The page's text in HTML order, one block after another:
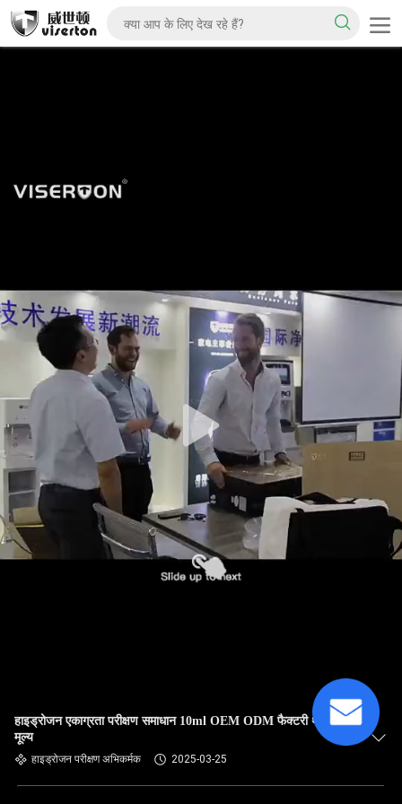
हाइड्रोजन एकाग्रता परीक्षण समाधान 10ml OEM ODM फैक्टरी थोक
मूल्य
हाइड्रोजन परीक्षण अभिकर्मक 2025-03-25